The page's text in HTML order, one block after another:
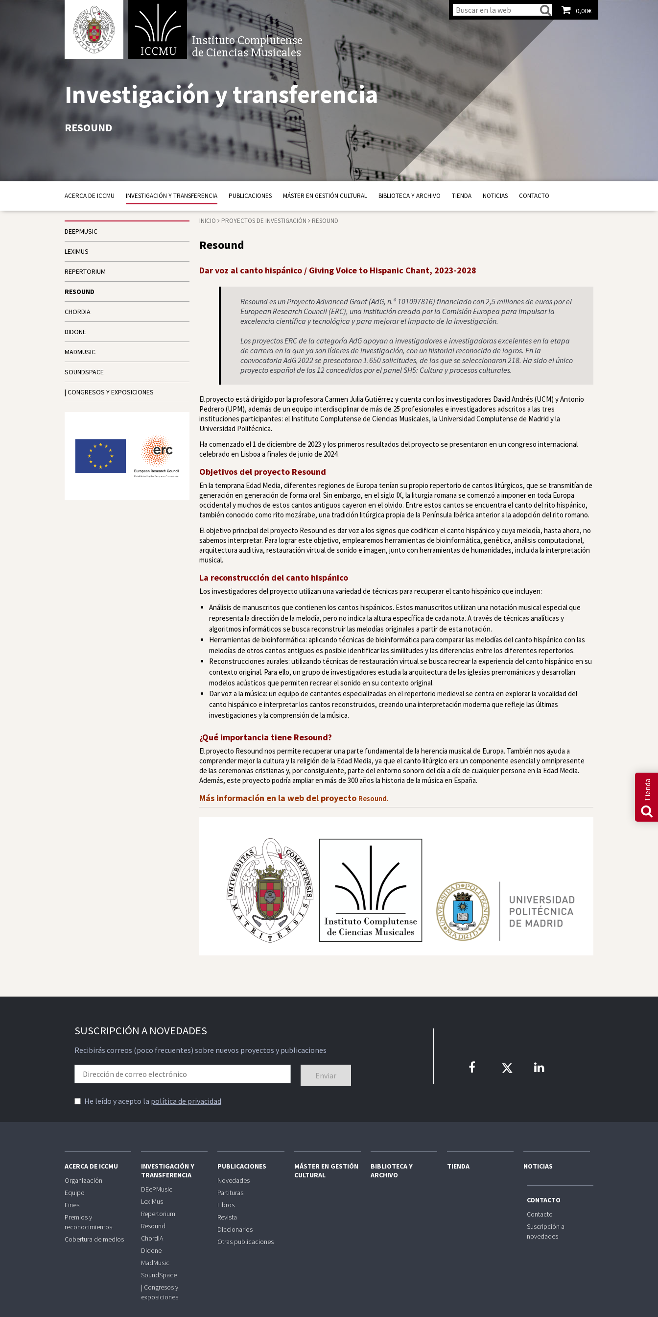
Instituto Complutense
de Ciencias Musicales
0,00€
Tienda
Investigación y transferencia
RESOUND
ACERCA DE ICCMU INVESTIGACIÓN Y TRANSFERENCIA PUBLICACIONES MÁSTER EN GESTIÓN CULTURAL BIBLIOTECA Y ARCHIVO TIENDA NOTICIAS CONTACTO
DEEPMUSIC
LEXIMUS
REPERTORIUM
RESOUND
CHORDIA
DIDONE
MADMUSIC
SOUNDSPACE
| CONGRESOS Y EXPOSICIONES
INICIO PROYECTOS DE INVESTIGACIÓN RESOUND
Resound
Dar voz al canto hispánico / Giving Voice to Hispanic Chant, 2023-2028
Resound es un Proyecto Advanced Grant (AdG, n.º 101097816) financiado con 2,5 millones de euros por el
European Research Council (ERC), una institución creada por la Comisión Europea para impulsar la
excelencia científica y tecnológica y para mejorar el impacto de la investigación.
Los proyectos ERC de la categoría AdG apoyan a investigadores e investigadoras excelentes en la etapa
de carrera en la que ya son líderes de investigación, con un historial reconocido de logros. En la
convocatoria AdG 2022 se presentaron 1.650 solicitudes, de las que se seleccionaron 218. Ha sido el único
proyecto español de los 12 concedidos por el panel SH5: Cultura y procesos culturales.
El proyecto está dirigido por la profesora Carmen Julia Gutiérrez y cuenta con los investigadores David Andrés (UCM) y Antonio
Pedrero (UPM), además de un equipo interdisciplinar de más de 25 profesionales e investigadores adscritos a las tres
instituciones participantes: el Instituto Complutense de Ciencias Musicales, la Universidad Complutense de Madrid y la
Universidad Politécnica.
Ha comenzado el 1 de diciembre de 2023 y los primeros resultados del proyecto se presentaron en un congreso internacional
celebrado en Lisboa a finales de junio de 2024.
Objetivos del proyecto Resound
En la temprana Edad Media, diferentes regiones de Europa tenían su propio repertorio de cantos litúrgicos, que se transmitían de
generación en generación de forma oral. Sin embargo, en el siglo IX, la liturgia romana se comenzó a imponer en toda Europa
occidental y muchos de estos cantos antiguos cayeron en el olvido. Entre estos cantos se encuentra el canto del rito hispánico,
también conocido como rito mozárabe, una tradición litúrgica propia de la Península Ibérica anterior a la adopción del rito romano.
El objetivo principal del proyecto Resound es dar voz a los signos que codifican el canto hispánico y cuya melodía, hasta ahora, no
sabemos interpretar. Para lograr este objetivo, emplearemos herramientas de bioinformática, genética, análisis computacional,
arquitectura auditiva, restauración virtual de sonido e imagen, junto con herramientas de humanidades, incluida la interpretación
musical.
La reconstrucción del canto hispánico
Los investigadores del proyecto utilizan una variedad de técnicas para recuperar el canto hispánico que incluyen:
Análisis de manuscritos que contienen los cantos hispánicos. Estos manuscritos utilizan una notación musical especial que
representa la dirección de la melodía, pero no indica la altura específica de cada nota. A través de técnicas analíticas y
algoritmos informáticos se busca reconstruir las melodías originales a partir de esta notación.
Herramientas de bioinformática: aplicando técnicas de bioinformática para comparar las melodías del canto hispánico con las
melodías de otros cantos antiguos es posible identificar las similitudes y las diferencias entre los diferentes repertorios.
Reconstrucciones aurales: utilizando técnicas de restauración virtual se busca recrear la experiencia del canto hispánico en su
contexto original. Para ello, un grupo de investigadores estudia la arquitectura de las iglesias prerrománicas y desarrollan
modelos acústicos que permiten recrear el sonido en su contexto original.
Dar voz a la música: un equipo de cantantes especializadas en el repertorio medieval se centra en explorar la vocalidad del
canto hispánico e interpretar los cantos reconstruidos, creando una interpretación moderna que refleje las últimas
investigaciones y la comprensión de la música.
¿Qué importancia tiene Resound?
El proyecto Resound nos permite recuperar una parte fundamental de la herencia musical de Europa. También nos ayuda a
comprender mejor la cultura y la religión de la Edad Media, ya que el canto litúrgico era un componente esencial y omnipresente
de las ceremonias cristianas y, por consiguiente, parte del entorno sonoro del día a día de cualquier persona en la Edad Media.
Además, este proyecto podría ampliar en más de 300 años la historia de la música en España.
Más información en la web del proyecto Resound.
SUSCRIPCIÓN A NOVEDADES
Recibirás correos (poco frecuentes) sobre nuevos proyectos y publicaciones
He leído y acepto la política de privacidad
ACERCA DE ICCMU
Organización
Equipo
Fines
Premios y
reconocimientos
Cobertura de medios
INVESTIGACIÓN Y
TRANSFERENCIA
DEePMusic
LexiMus
Repertorium
Resound
ChordIA
Didone
MadMusic
SoundSpace
| Congresos y
exposiciones
PUBLICACIONES
Novedades
Partituras
Libros
Revista
Diccionarios
Otras publicaciones
MÁSTER EN GESTIÓN
CULTURAL
BIBLIOTECA Y
ARCHIVO
TIENDA NOTICIAS
CONTACTO
Contacto
Suscripción a
novedades